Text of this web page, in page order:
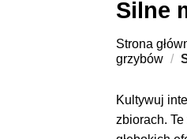
Silne
Strona
grzybów /
Kultywuj
zbiorach.